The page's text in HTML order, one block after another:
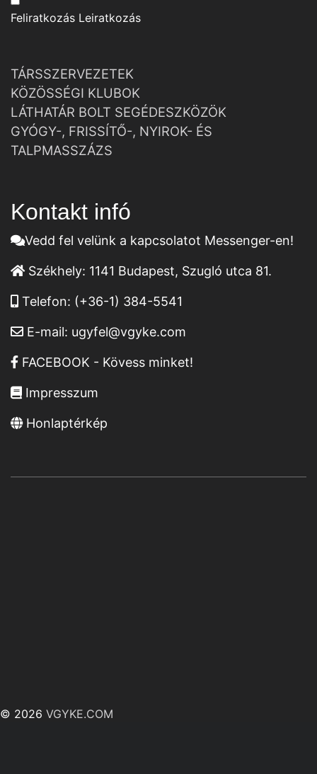
Feliratkozás Leiratkozás
TÁRSSZERVEZETEK
KÖZÖSSÉGI KLUBOK
LÁTHATÁR BOLT SEGÉDESZKÖZÖK
GYÓGY-, FRISSÍTŐ-, NYIROK- ÉS
TALPMASSZÁZS
Kontakt infó
Vedd fel velünk a kapcsolatot Messenger-en!
Székhely: 1141 Budapest, Szugló utca 81.
Telefon: (+36-1) 384-5541
E-mail: ugyfel@vgyke.com
FACEBOOK - Kövess minket!
Impresszum
Honlaptérkép
© 2026 VGYKE.COM